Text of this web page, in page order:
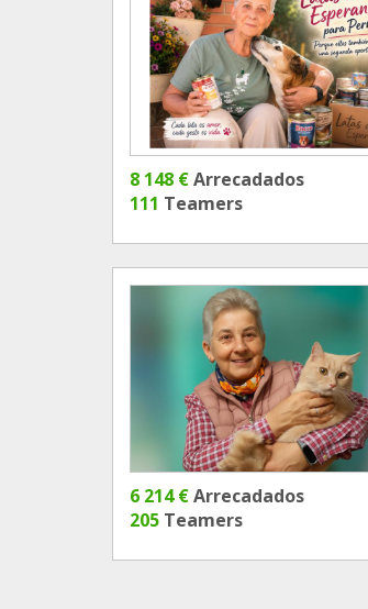
8 148 €Arrecadados
111 Teamers
6 214 €Arrecadados
205 Teamers